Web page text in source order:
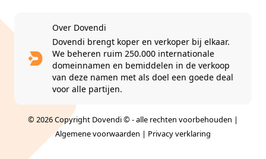
Over Dovendi
Dovendi brengt koper en verkoper bij elkaar.
We beheren ruim 250.000 internationale
domeinnamen en bemiddelen in de verkoop
van deze namen met als doel een goede deal
voor alle partijen.
© 2026 Copyright Dovendi © - alle rechten voorbehouden |
Algemene voorwaarden | Privacy verklaring